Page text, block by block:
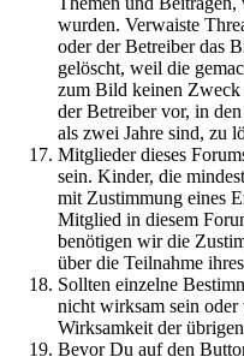
wurden. Verwaiste
oder der Betreiber das
gelöscht, weil die
zum Bild keinen Zweck
der Betreiber vor, in
als zwei Jahre sind, zu
Mitglieder dieses
sein. Kinder, die
mit Zustimmung eines
Mitglied in diesem
benötigen wir die
über die Teilnahme
Sollten einzelne
nicht wirksam sein oder
Wirksamkeit der
Bevor Du auf den